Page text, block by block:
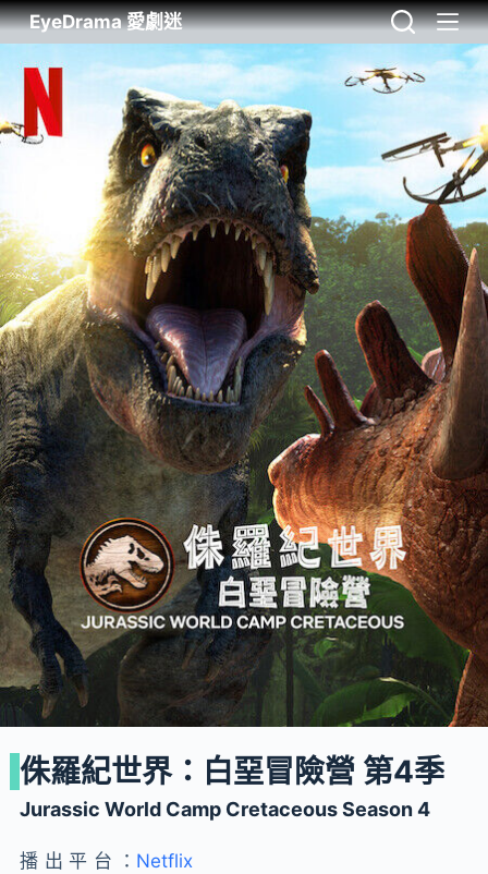
EyeDrama 愛劇迷
侏羅紀世界：白堊冒險營 第4季
Jurassic World Camp Cretaceous Season 4
播出平台： Netflix